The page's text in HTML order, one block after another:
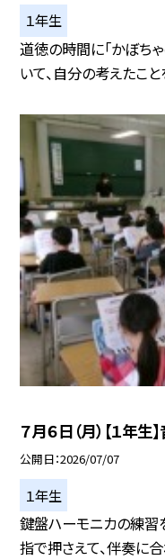
１年生
道徳の時間に「かぼち
いて、自分の考えたこと
７月６日（月）【１年生
公開日 2026/07/07
１年生
鍵盤ハーモニカの練習
指で押さえて、伴奏に